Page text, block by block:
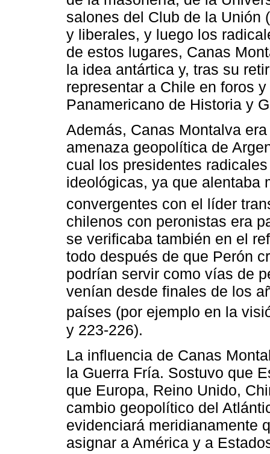
salones del Club de la Unión
y liberales, y luego los
de estos lugares, Canas
la idea antártica y, tras su
representar a Chile en foros
Panamericano de Historia y
Además, Canas Montalva
amenaza geopolítica de
cual los presidentes
ideológicas, ya que alentaba
convergentes con el líder
chilenos con peronistas era
se verificaba también en el
todo después de que Perón
podrían servir como vías de
venían desde finales de los
países (por ejemplo en la
y 223-226).
La influencia de Canas
la Guerra Fría. Sostuvo que
que Europa, Reino Unido,
cambio geopolítico del
evidenciará meridianamente
asignar a América y a